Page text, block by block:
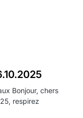
Bonjour, chers
respirez